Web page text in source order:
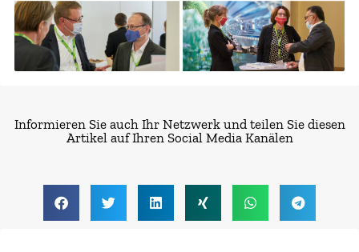
Informieren Sie auch Ihr Netzwerk und teilen Sie diesen
Artikel auf Ihren Social Media Kanälen